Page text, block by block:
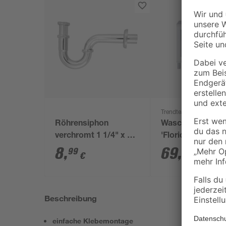
Röhrensiphon
verchromt 1 1/4" x 32
mm
8,99 €
Trendteam
'Florida' weiß 65
x 33 cm
69, €
Beschreibung
einfache Klebemontage